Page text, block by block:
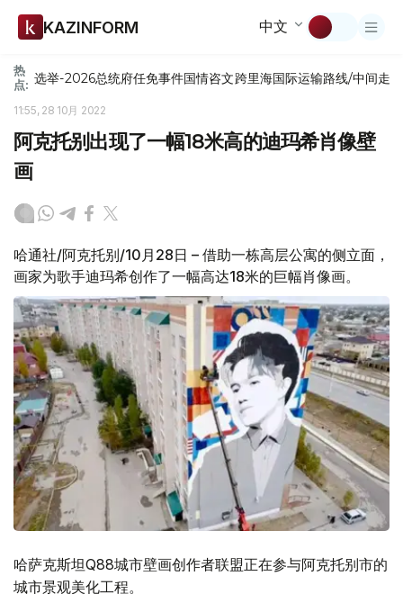
KAZINFORM 中文
热
点: 选举-2026总统府任免事件国情咨文跨里海国际运输路线/中间走廊
11:55, 28 10月 2022
阿克托别出现了一幅18米高的迪玛希肖像壁
画
哈通社/阿克托别/10月28日 – 借助一栋高层公寓的侧立面，
画家为歌手迪玛希创作了一幅高达18米的巨幅肖像画。
哈萨克斯坦Q88城市壁画创作者联盟正在参与阿克托别市的
城市景观美化工程。